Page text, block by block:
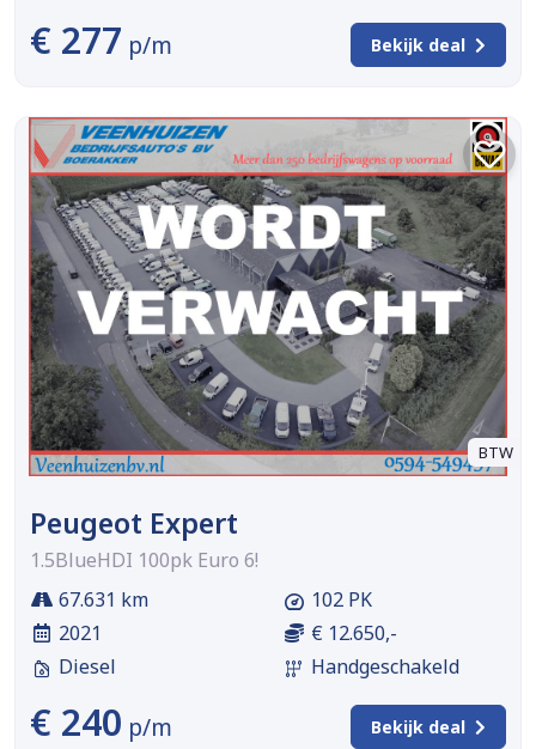
€ 277 p/m Bekijk deal
BTW
Peugeot Expert
1.5BlueHDI 100pk Euro 6!
67.631 km
2021
Diesel
102 PK
€ 12.650,-
Handgeschakeld
€ 240 p/m Bekijk deal